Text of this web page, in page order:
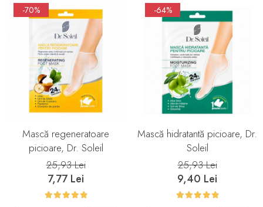
-70%
Mască regeneratoare
picioare, Dr. Soleil
25,93 Lei
7,77 Lei
-64%
Mască hidratantă picioare, Dr.
Soleil
25,93 Lei
9,40 Lei